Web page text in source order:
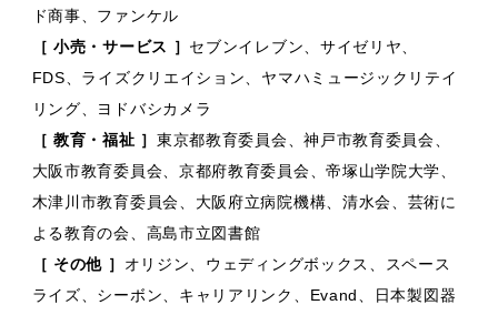
ド商事、ファンケル
［ 小売・サービス ］ セブンイレブン、サイゼリヤ、
FDS、ライズクリエイション、ヤマハミュージックリテイ
リング、ヨドバシカメラ
［ 教育・福祉 ］ 東京都教育委員会、神戸市教育委員会、
大阪市教育委員会、京都府教育委員会、帝塚山学院大学、
木津川市教育委員会、大阪府立病院機構、清水会、芸術に
よる教育の会、高島市立図書館
［ その他 ］ オリジン、ウェディングボックス、スペース
ライズ、シーボン、キャリアリンク、Evand、日本製図器